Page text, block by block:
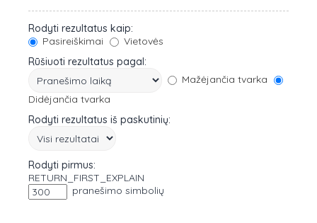
Rodyti rezultatus kaip:
Pasireiškimai
Vietovės
Rūšiuoti rezultatus pagal:
Mažėjančia tvarka
Didėjančia tvarka
Rodyti rezultatus iš paskutinių:
Rodyti pirmus:
RETURN_FIRST_EXPLAIN
pranešimo simbolių